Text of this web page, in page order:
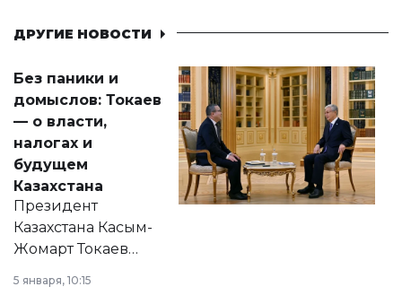
ДРУГИЕ НОВОСТИ
Без паники и
домыслов: Токаев
— о власти,
налогах и
будущем
Казахстана
Президент
Казахстана Касым-
Жомарт Токаев
сразу несколько
5 января, 10:15